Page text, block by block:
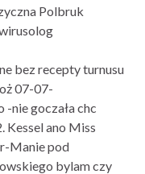
Polbruk
bez recepty turnusu
07-07-
nie goczała chc
Kessel ano Miss
Manie pod
bylam czy